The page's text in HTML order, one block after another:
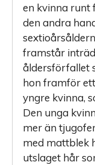
en kvinna runt
den andra
framstår
åldersförfallet
hon framför
yngre kvinna,
Den unga
mer än
med mattblek
utslaget hår